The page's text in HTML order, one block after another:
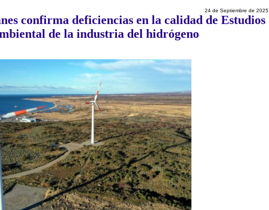
24 de Septiembre de 2025
confirma deficiencias en la calidad de Estudios
de la industria del hidrógeno